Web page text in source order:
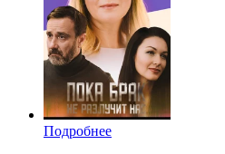
Подробнее